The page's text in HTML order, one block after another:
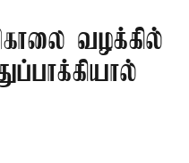
கொலை வழக்கில்